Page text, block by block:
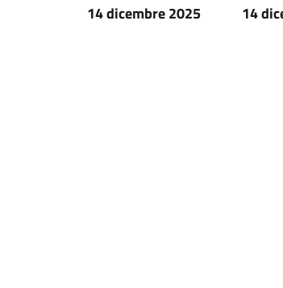
14 dicembre 2025
14